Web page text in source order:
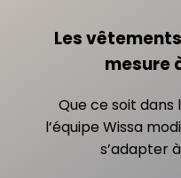
Les
mesure
Que ce soit
l’équipe Wissa
s’adapter